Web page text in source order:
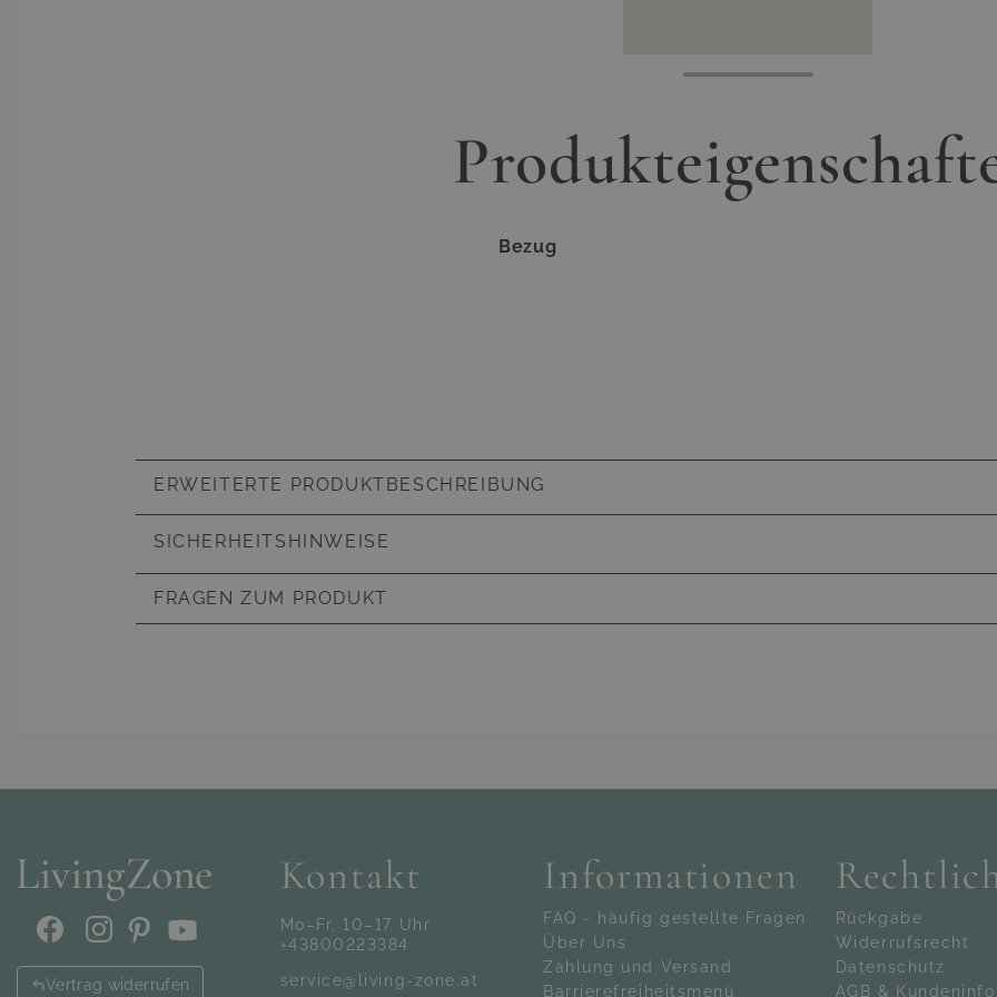
Bezug
ERWEITERTE PRODUKTBESCHREIBUNG
SICHERHEITSHINWEISE
FRAGEN ZUM PRODUKT
+43800223384
service@living-zone.at
Vertrag widerrufen
Kontakt
Mo–Fr, 10–17 Uhr
+43800223384
service@living-zone.at
Informationen
FAQ - häufig gestellte Fragen
Über Uns
Zahlung und Versand
Barrierefreiheitsmenü
Rückgabe
Widerrufsrecht
Datenschutz
AGB & Kundeninfo